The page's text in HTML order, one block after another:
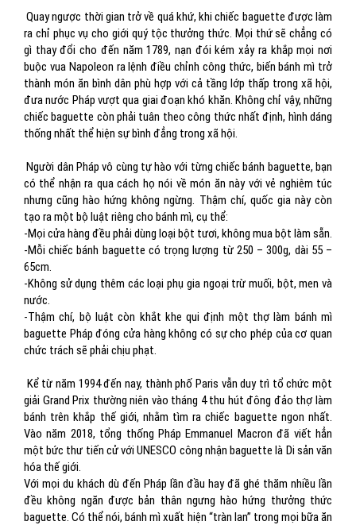
Quay ngược thời gian trở về quá khứ, khi chiếc baguette được làm
ra chỉ phục vụ cho giới quý tộc thưởng thức. Mọi thứ sẽ chẳng có
gì thay đổi cho đến năm 1789, nạn đói kém xảy ra khắp mọi nơi
buộc vua Napoleon ra lệnh điều chỉnh công thức, biến bánh mì trở
thành món ăn bình dân phù hợp với cả tầng lớp thấp trong xã hội,
đưa nước Pháp vượt qua giai đoạn khó khăn. Không chỉ vậy, những
chiếc baguette còn phải tuân theo công thức nhất định, hình dáng
thống nhất thể hiện sự bình đẳng trong xã hội.
Người dân Pháp vô cùng tự hào với từng chiếc bánh baguette, bạn
có thể nhận ra qua cách họ nói về món ăn này với vẻ nghiêm túc
nhưng cũng hào hứng không ngừng. Thậm chí, quốc gia này còn
tạo ra một bộ luật riêng cho bánh mì, cụ thể:
-Mọi cửa hàng đều phải dùng loại bột tươi, không mua bột làm sẵn.
-Mỗi chiếc bánh baguette có trọng lượng từ 250 – 300g, dài 55 –
65cm.
-Không sử dụng thêm các loại phụ gia ngoại trừ muối, bột, men và
nước.
-Thậm chí, bộ luật còn khắt khe qui định một thợ làm bánh mì
baguette Pháp đóng cửa hàng không có sự cho phép của cơ quan
chức trách sẽ phải chịu phạt.
Kể từ năm 1994 đến nay, thành phố Paris vẫn duy trì tổ chức một
giải Grand Prix thường niên vào tháng 4 thu hút đông đảo thợ làm
bánh trên khắp thế giới, nhằm tìm ra chiếc baguette ngon nhất.
Vào năm 2018, tổng thống Pháp Emmanuel Macron đã viết hẳn
một bức thư tiến cử với UNESCO công nhận baguette là Di sản văn
hóa thế giới.
Với mọi du khách dù đến Pháp lần đầu hay đã ghé thăm nhiều lần
đều không ngăn được bản thân ngưng hào hứng thưởng thức
baguette. Có thể nói, bánh mì xuất hiện “tràn lan” trong mọi bữa ăn